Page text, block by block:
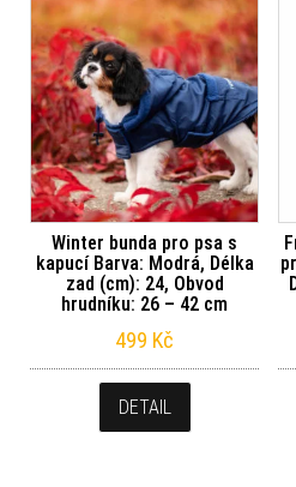
Winter bunda pro psa s
kapucí Barva: Modrá, Délka
zad (cm): 24, Obvod
hrudníku: 26 – 42 cm
499 Kč
DETAIL